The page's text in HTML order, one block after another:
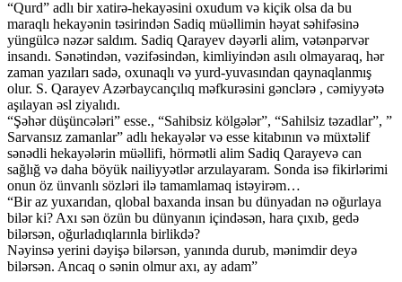
“Qurd” adlı bir xatirə-hekayəsini oxudum və kiçik olsa da bu
maraqlı hekayənin təsirindən Sadiq müəllimin həyat səhifəsinə
yüngülcə nəzər saldım. Sadiq Qarayev dəyərli alim, vətənpərvər
insandı. Sənətindən, vəzifəsindən, kimliyindən asılı olmayaraq, hər
zaman yazıları sadə, oxunaqlı və yurd-yuvasından qaynaqlanmış
olur. S. Qarayev Azərbaycançılıq məfkurəsini gənclərə , cəmiyyətə
aşılayan əsl ziyalıdı.
“Şəhər düşüncələri” esse., “Sahibsiz kölgələr”, “Sahilsiz təzadlar”, ”
Sarvansız zamanlar” adlı hekayələr və esse kitabının və müxtəlif
sənədli hekayələrin müəllifi, hörmətli alim Sadiq Qarayevə can
sağlığ və daha böyük nailiyyətlər arzulayaram. Sonda isə fikirlərimi
onun öz ünvanlı sözləri ilə tamamlamaq istəyirəm…
“Bir az yuxarıdan, qlobal baxanda insan bu dünyadan nə oğurlaya
bilər ki? Axı sən özün bu dünyanın içindəsən, hara çıxıb, gedə
bilərsən, oğurladıqlarınla birlikdə?
Nəyinsə yerini dəyişə bilərsən, yanında durub, mənimdir deyə
bilərsən. Ancaq o sənin olmur axı, ay adam”